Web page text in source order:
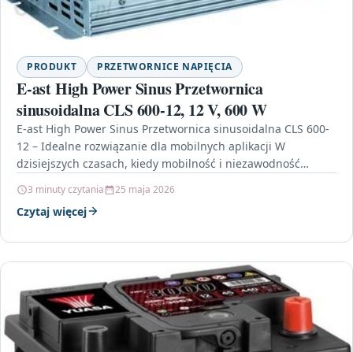
PRODUKT PRZETWORNICE NAPIĘCIA
E-ast High Power Sinus Przetwornica
sinusoidalna CLS 600-12, 12 V, 600 W
E-ast High Power Sinus Przetwornica sinusoidalna CLS 600-
12 – Idealne rozwiązanie dla mobilnych aplikacji W
dzisiejszych czasach, kiedy mobilność i niezawodność
3 minuty czytania 25 maja 2026
Czytaj więcej